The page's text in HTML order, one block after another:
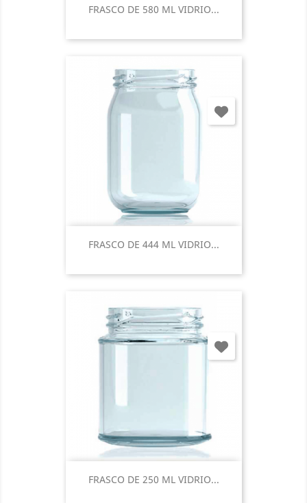
FRASCO DE 580 ML VIDRIO...
FRASCO DE 444 ML VIDRIO...
FRASCO DE 250 ML VIDRIO...